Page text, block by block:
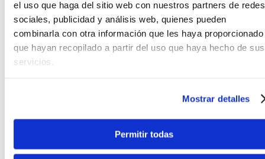
el uso que haga del sitio web con nuestros partners de redes
sociales, publicidad y análisis web, quienes pueden
combinarla con otra información que les haya proporcionado
que hayan recopilado a partir del uso que haya hecho de sus
servicios.
Mostrar detalles
Permitir todas
Cierre central homologado por la TSA
Interior de espuma protectora EPS a medida;
interior de felpa de poliéster gris de alta
calidad; Soporte protector para el cuello de
alcance extendido
Mango ergonómico moldeado por inyección
superficial y gatillo de liberación rojo
inyección; herrajes con recubrimiento de polvo
negro y borde continuo